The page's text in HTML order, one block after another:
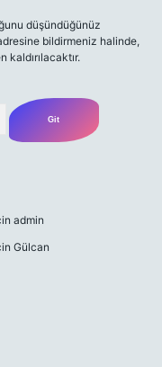
düşündüğünüz
bildirmeniz halinde,
admin
Gülcan